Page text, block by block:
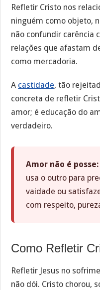
Refletir Cristo nos
ninguém como objeto,
não confundir carência
relações que afastam
como mercadoria.
A castidade, tão
concreta de refletir
amor; é educação do
verdadeiro.
Amor não é posse:
usa o outro para
vaidade ou
com respeito,
Como Refletir
Refletir Jesus no
não dói. Cristo chorou,